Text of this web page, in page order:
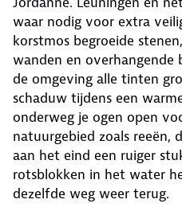
waar nodig voor extra
korstmos begroeide
wanden en overhangende
de omgeving alle tinten
schaduw tijdens een
onderweg je ogen open
natuurgebied zoals reeën,
aan het eind een ruiger
rotsblokken in het water
dezelfde weg weer terug.